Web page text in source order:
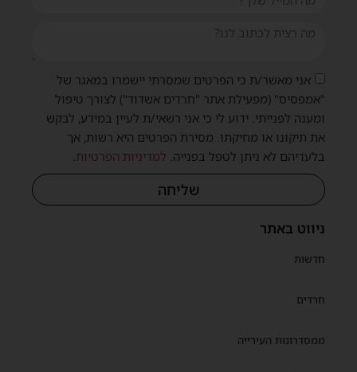
ניווט באתר
חדשות
חרדים
ממסדרונות העירייה
אני מאשר/ת כי הפרטים שמסרתי יישמרו במאגר של
"אמפסיס" (מפעילת אתר "חרדים אשדוד") לצורך טיפול
ומענה לפנייתי. ידוע לי כי אני רשאי/ת לעיין במידע, לבקש
את תיקונו או מחיקתו. מסירת הפרטים היא רשות, אך
בלעדיהם לא ניתן לטפל בפנייה. למדיניות הפרטיות
שליחה